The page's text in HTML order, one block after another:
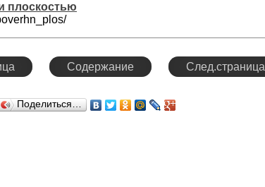
плоскостью
Содержание След.страница
Поделиться…